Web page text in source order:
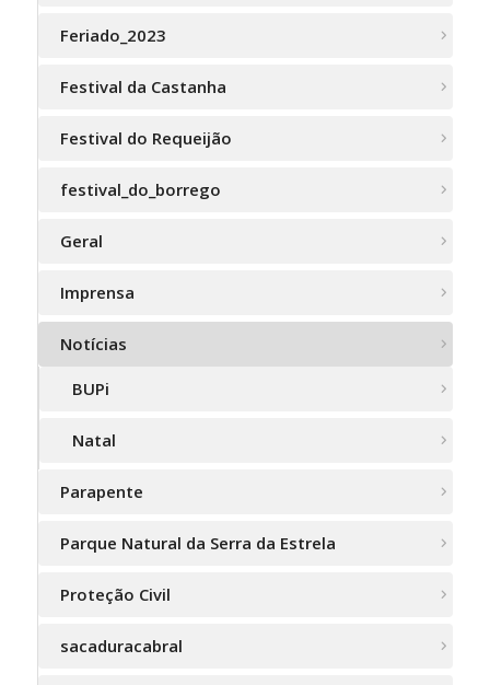
Feriado_2023
Festival da Castanha
Festival do Requeijão
festival_do_borrego
Geral
Imprensa
Notícias
BUPi
Natal
Parapente
Parque Natural da Serra da Estrela
Proteção Civil
sacaduracabral